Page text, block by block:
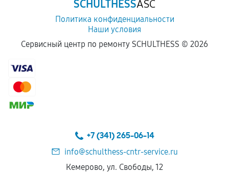
SCHULTHESSASC
Политика конфиденциальности
Наши условия
Сервисный центр по ремонту SCHULTHESS © 2026
+7 (341) 265-06-14
info@schulthess-cntr-service.ru
Кемерово, ул. Свободы, 12